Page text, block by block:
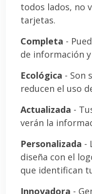
todos lados, no
tarjetas.
Completa -
de información
Ecológica - Son
reducen el uso
Actualizada -
verán la
Personalizada -
diseña con el
que identifican
Innovadora -